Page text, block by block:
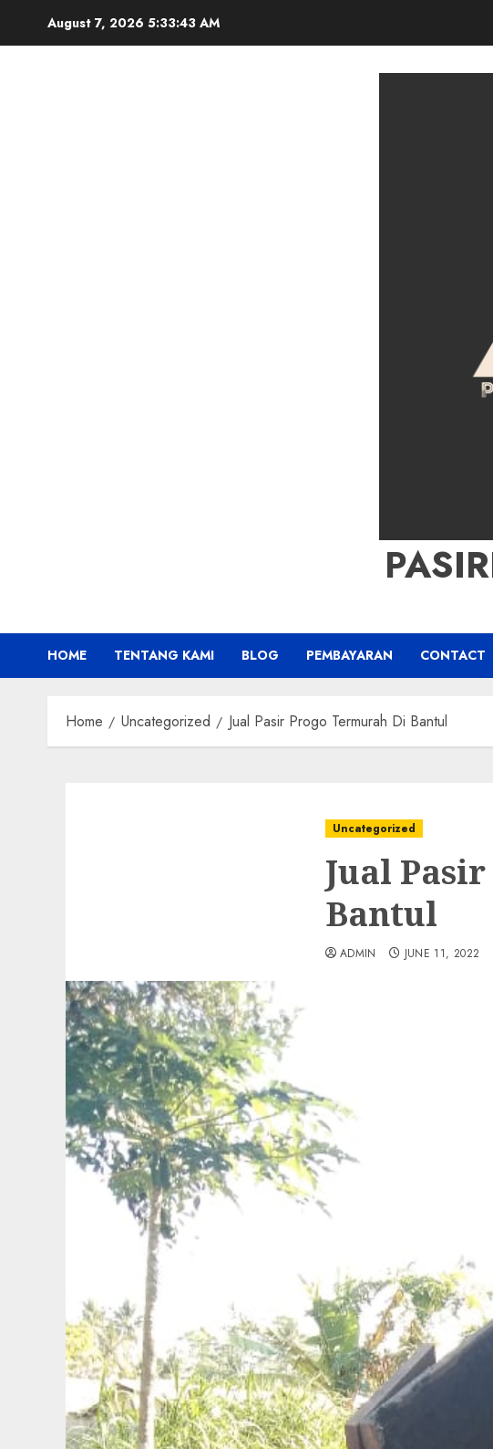
August 7, 2026 5:33:45 AM
HOME TENTANG KAMI BLOG PEMBAYARAN CONTACT
Home Uncategorized Jual Pasir Progo Termurah Di Bantul
Uncategorized
Jual
Bantul
ADMIN JUNE 11, 2022